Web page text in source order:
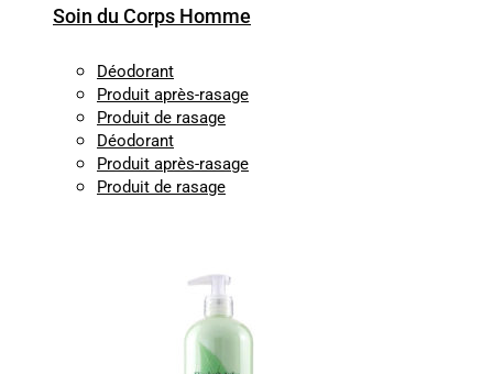
Soin du Corps Homme
Déodorant
Produit après-rasage
Produit de rasage
Déodorant
Produit après-rasage
Produit de rasage